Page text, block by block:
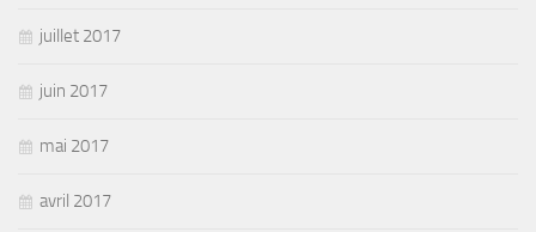
juillet 2017
juin 2017
mai 2017
avril 2017